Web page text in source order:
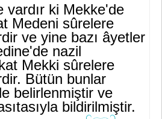
vardır ki Mekke'de
Medeni sû­relere
ve yine bazı âyetler
nazil
Mekki sûrelere
Bütün bunlar
belirlenmiştir ve
bil­dirilmiştir.